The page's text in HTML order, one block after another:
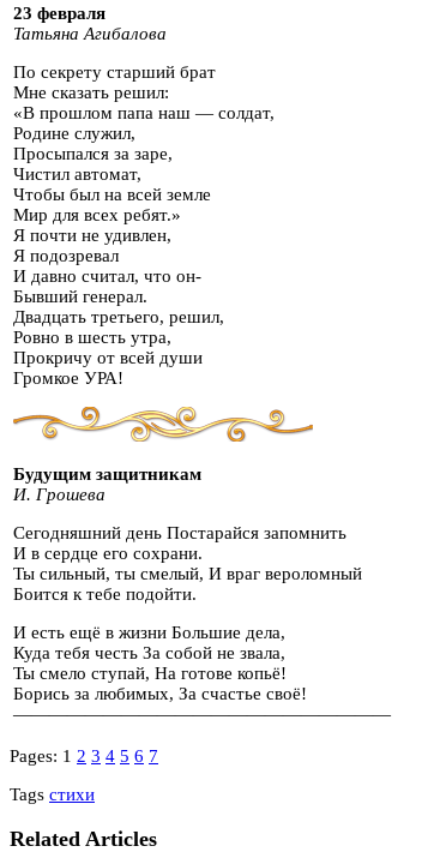
23 февраля
Татьяна Агибалова
По секрету старший брат
Мне сказать решил:
«В прошлом папа наш — солдат,
Родине служил,
Просыпался за заре,
Чистил автомат,
Чтобы был на всей земле
Мир для всех ребят.»
Я почти не удивлен,
Я подозревал
И давно считал, что он-
Бывший генерал.
Двадцать третьего, решил,
Ровно в шесть утра,
Прокричу от всей души
Громкое УРА!
Будущим защитникам
И. Грошева
Сегодняшний день Постарайся запомнить
И в сердце его сохрани.
Ты сильный, ты смелый, И враг вероломный
Боится к тебе подойти.
И есть ещё в жизни Большие дела,
Куда тебя честь За собой не звала,
Ты смело ступай, На готове копьё!
Борись за любимых, За счастье своё!
—————————————————————
Pages: 1 2 3 4 5 6 7
Tags стихи
Related Articles